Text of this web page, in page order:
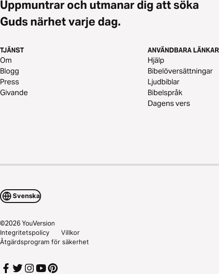
Uppmuntrar och utmanar dig att söka
Guds närhet varje dag.
TJÄNST
Om
Blogg
Press
Givande
ANVÄNDBARA LÄNKAR
Hjälp
Bibelöversättningar
Ljudbiblar
Bibelspråk
Dagens vers
Svenska
©2026YouVersion
Integritetspolicy
Villkor
Åtgärdsprogram för säkerhet